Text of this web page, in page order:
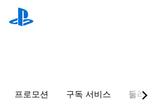
프로모션 구독 서비스 둘러보